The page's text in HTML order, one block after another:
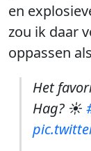
en
zou ik daar
oppassen
Het
Hag? ☀